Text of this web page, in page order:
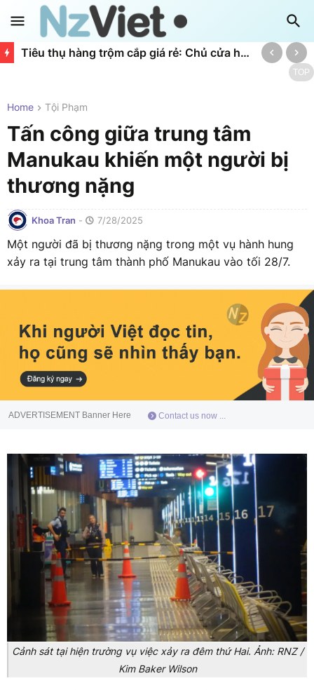
Tiêu thụ hàng trộm cắp giá rẻ: Chủ cửa hàng tại Auckland nhận cái kết đắng
TOP
Home Tội Phạm
Tấn công giữa trung tâm
Manukau khiến một người bị
thương nặng
Khoa Tran - 7/28/2025
Một người đã bị thương nặng trong một vụ hành hung
xảy ra tại trung tâm thành phố Manukau vào tối 28/7.
ADVERTISEMENT Banner Here Contact us now ...
Cảnh sát tại hiện trường vụ việc xảy ra đêm thứ Hai. Ảnh: RNZ /
Kim Baker Wilson